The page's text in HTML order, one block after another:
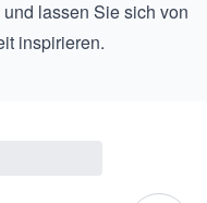
lassen Sie sich von
inspirieren.